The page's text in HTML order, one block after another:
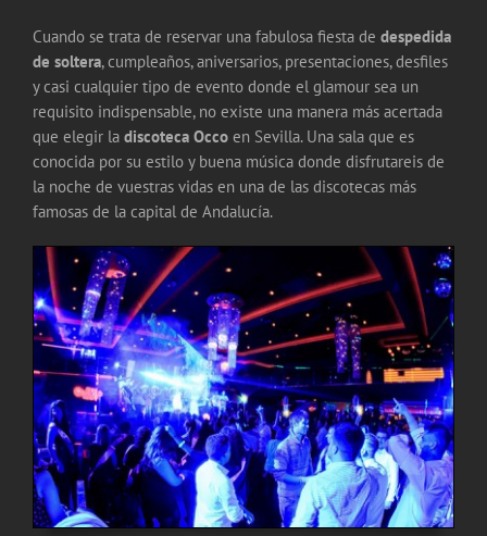
Cuando se trata de reservar una fabulosa fiesta de despedida
de soltera, cumpleaños, aniversarios, presentaciones, desfiles
y casi cualquier tipo de evento donde el glamour sea un
requisito indispensable, no existe una manera más acertada
que elegir la discoteca Occo en Sevilla. Una sala que es
conocida por su estilo y buena música donde disfrutareis de
la noche de vuestras vidas en una de las discotecas más
famosas de la capital de Andalucía.